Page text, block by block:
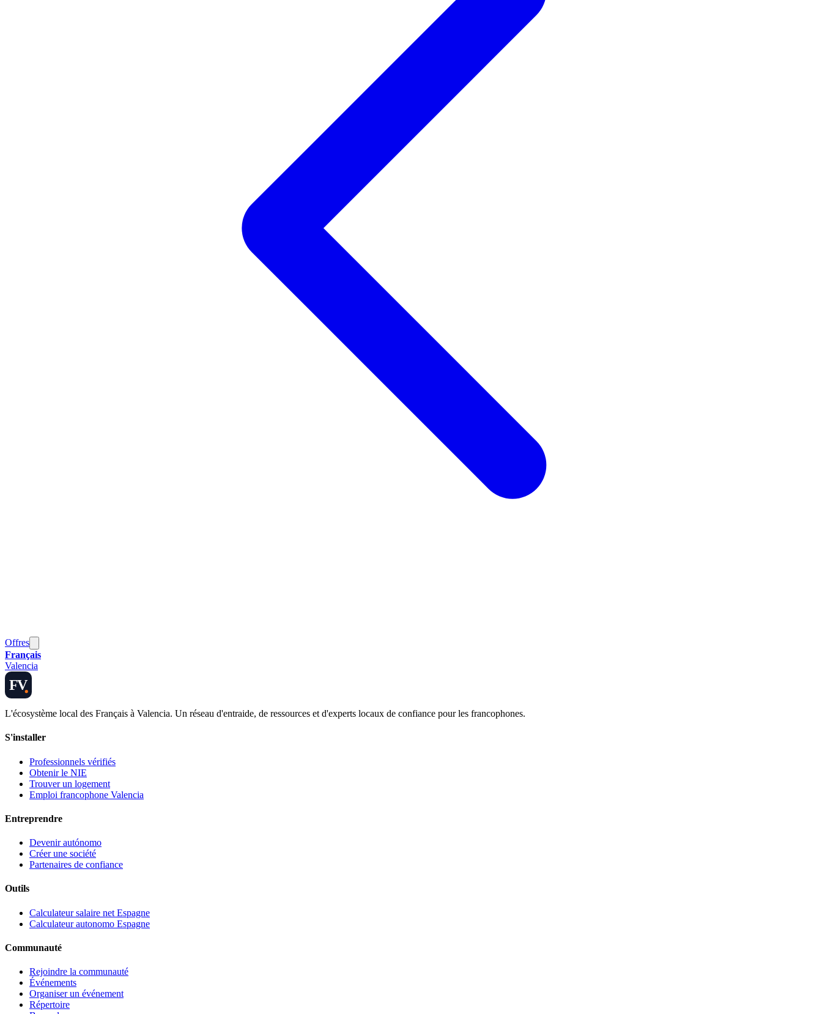
Offres
Français
Valencia
FV
L'écosystème local des Français à Valencia. Un réseau d'entraide, de ressources et d'experts locaux de confiance pour les francophones.
S'installer
Professionnels vérifiés
Obtenir le NIE
Trouver un logement
Emploi francophone Valencia
Entreprendre
Devenir autónomo
Créer une société
Partenaires de confiance
Outils
Calculateur salaire net Espagne
Calculateur autonomo Espagne
Communauté
Rejoindre la communauté
Événements
Organiser un événement
Répertoire